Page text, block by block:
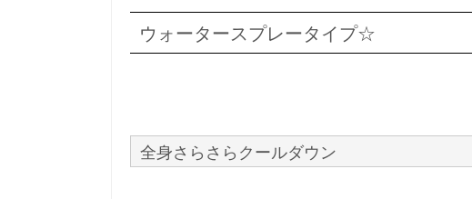
ウォータースプレータイプ☆
全身さらさらクールダウン